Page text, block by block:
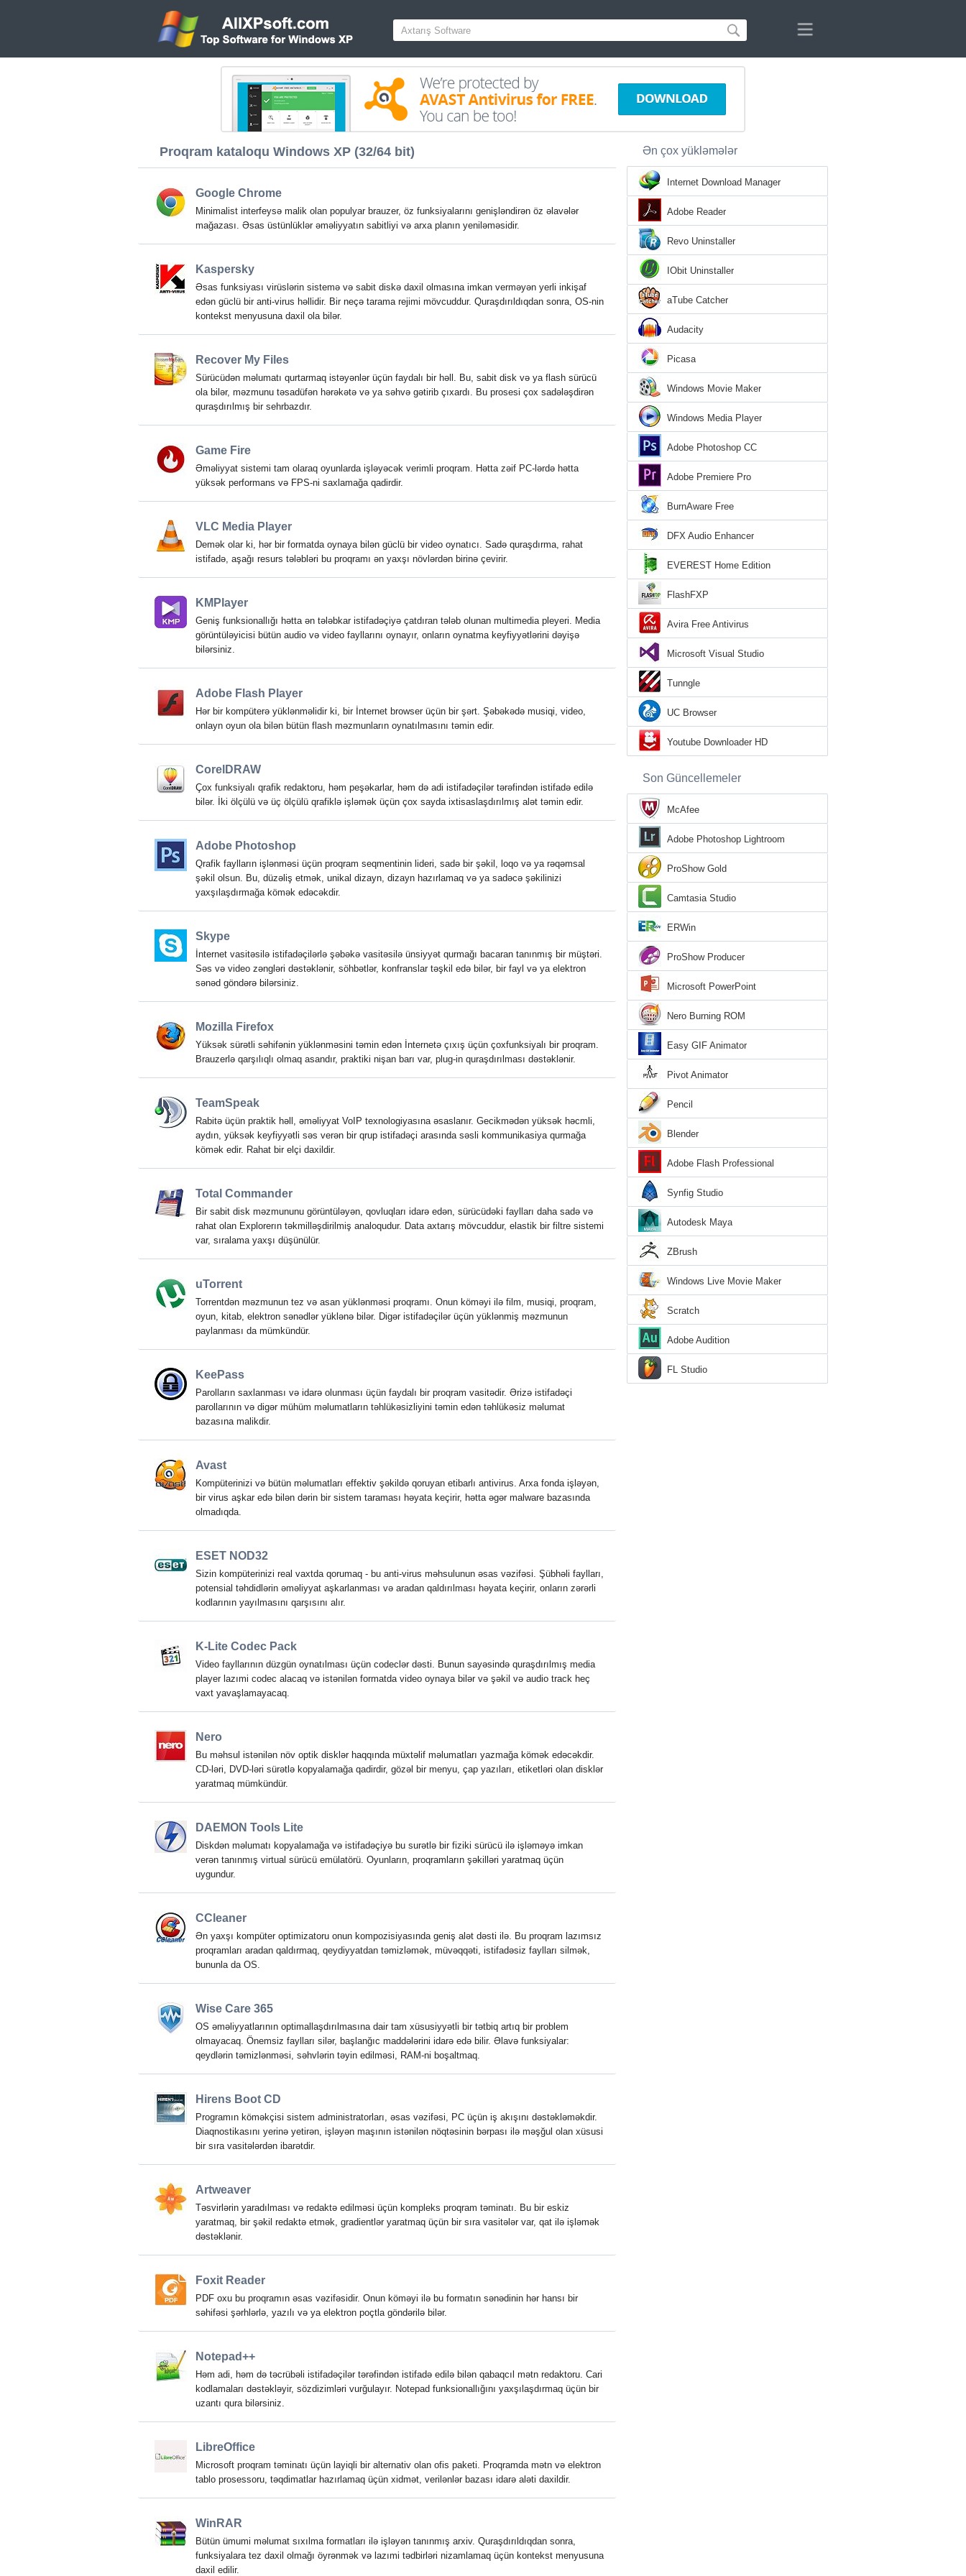
Proqram kataloqu Windows XP (32/64 bit)
Google Chrome
Minimalist interfeysə malik olan populyar brauzer, öz funksiyalarını genişləndirən öz əlavələr
mağazası. Əsas üstünlüklər əməliyyatın sabitliyi və arxa planın yeniləməsidir.
Kaspersky
Əsas funksiyası virüslərin sistemə və sabit diskə daxil olmasına imkan verməyən yerli inkişaf
edən güclü bir anti-virus həllidir. Bir neçə tarama rejimi mövcuddur. Quraşdırıldıqdan sonra, OS-nin
kontekst menyusuna daxil ola bilər.
Recover My Files
Sürücüdən məlumatı qurtarmaq istəyənlər üçün faydalı bir həll. Bu, sabit disk və ya flash sürücü
ola bilər, məzmunu təsadüfən hərəkətə və ya səhvə gətirib çıxardı. Bu prosesi çox sadələşdirən
quraşdırılmış bir sehrbazdır.
Game Fire
Əməliyyat sistemi tam olaraq oyunlarda işləyəcək verimli proqram. Hətta zəif PC-lərdə hətta
yüksək performans və FPS-ni saxlamağa qadirdir.
VLC Media Player
Demək olar ki, hər bir formatda oynaya bilən güclü bir video oynatıcı. Sadə quraşdırma, rahat
istifadə, aşağı resurs tələbləri bu proqramı ən yaxşı növlərdən birinə çevirir.
KMPlayer
Geniş funksionallığı hətta ən tələbkar istifadəçiyə çatdıran tələb olunan multimedia pleyeri. Media
görüntüləyicisi bütün audio və video fayllarını oynayır, onların oynatma keyfiyyətlərini dəyişə
bilərsiniz.
Adobe Flash Player
Hər bir kompüterə yüklənməlidir ki, bir İnternet browser üçün bir şərt. Şəbəkədə musiqi, video,
onlayn oyun ola bilən bütün flash məzmunların oynatılmasını təmin edir.
CorelDRAW
Çox funksiyalı qrafik redaktoru, həm peşəkarlar, həm də adi istifadəçilər tərəfindən istifadə edilə
bilər. İki ölçülü və üç ölçülü qrafiklə işləmək üçün çox sayda ixtisaslaşdırılmış alət təmin edir.
Adobe Photoshop
Qrafik faylların işlənməsi üçün proqram seqmentinin lideri, sadə bir şəkil, loqo və ya rəqəmsal
şəkil olsun. Bu, düzəliş etmək, unikal dizayn, dizayn hazırlamaq və ya sadəcə şəkilinizi
yaxşılaşdırmağa kömək edəcəkdir.
Skype
İnternet vasitəsilə istifadəçilərlə şəbəkə vasitəsilə ünsiyyət qurmağı bacaran tanınmış bir müştəri.
Səs və video zəngləri dəstəklənir, söhbətlər, konfranslar təşkil edə bilər, bir fayl və ya elektron
sənəd göndərə bilərsiniz.
Mozilla Firefox
Yüksək sürətli səhifənin yüklənməsini təmin edən İnternetə çıxış üçün çoxfunksiyalı bir proqram.
Brauzerlə qarşılıqlı olmaq asandır, praktiki nişan barı var, plug-in quraşdırılması dəstəklənir.
TeamSpeak
Rabitə üçün praktik həll, əməliyyat VoIP texnologiyasına əsaslanır. Gecikmədən yüksək həcmli,
aydın, yüksək keyfiyyətli səs verən bir qrup istifadəçi arasında səsli kommunikasiya qurmağa
kömək edir. Rahat bir elçi daxildir.
Total Commander
Bir sabit disk məzmununu görüntüləyən, qovluqları idarə edən, sürücüdəki faylları daha sadə və
rahat olan Explorerın təkmilləşdirilmiş analoqudur. Data axtarış mövcuddur, elastik bir filtre sistemi
var, sıralama yaxşı düşünülür.
uTorrent
Torrentdən məzmunun tez və asan yüklənməsi proqramı. Onun köməyi ilə film, musiqi, proqram,
oyun, kitab, elektron sənədlər yüklənə bilər. Digər istifadəçilər üçün yüklənmiş məzmunun
paylanması da mümkündür.
KeePass
Parolların saxlanması və idarə olunması üçün faydalı bir proqram vasitədir. Ərizə istifadəçi
parollarının və digər mühüm məlumatların təhlükəsizliyini təmin edən təhlükəsiz məlumat
bazasına malikdir.
Avast
Kompüterinizi və bütün məlumatları effektiv şəkildə qoruyan etibarlı antivirus. Arxa fonda işləyən,
bir virus aşkar edə bilən dərin bir sistem taraması həyata keçirir, hətta əgər malware bazasında
olmadıqda.
ESET NOD32
Sizin kompüterinizi real vaxtda qorumaq - bu anti-virus məhsulunun əsas vəzifəsi. Şübhəli faylları,
potensial təhdidlərin əməliyyat aşkarlanması və aradan qaldırılması həyata keçirir, onların zərərli
kodlarının yayılmasını qarşısını alır.
K-Lite Codec Pack
Video fayllarının düzgün oynatılması üçün codeclər dəsti. Bunun sayəsində quraşdırılmış media
player lazımi codec alacaq və istənilən formatda video oynaya bilər və şəkil və audio track heç
vaxt yavaşlamayacaq.
Nero
Bu məhsul istənilən növ optik disklər haqqında müxtəlif məlumatları yazmağa kömək edəcəkdir.
CD-ləri, DVD-ləri sürətlə kopyalamağa qadirdir, gözəl bir menyu, çap yazıları, etiketləri olan disklər
yaratmaq mümkündür.
DAEMON Tools Lite
Diskdən məlumatı kopyalamağa və istifadəçiyə bu surətlə bir fiziki sürücü ilə işləməyə imkan
verən tanınmış virtual sürücü emülatörü. Oyunların, proqramların şəkilləri yaratmaq üçün
uygundur.
CCleaner
Ən yaxşı kompüter optimizatoru onun kompozisiyasında geniş alət dəsti ilə. Bu proqram lazımsız
proqramları aradan qaldırmaq, qeydiyyatdan təmizləmək, müvəqqəti, istifadəsiz faylları silmək,
bununla da OS.
Wise Care 365
OS əməliyyatlarının optimallaşdırılmasına dair tam xüsusiyyətli bir tətbiq artıq bir problem
olmayacaq. Önemsiz faylları silər, başlanğıc maddələrini idarə edə bilir. Əlavə funksiyalar:
qeydlərin təmizlənməsi, səhvlərin təyin edilməsi, RAM-ni boşaltmaq.
Hirens Boot CD
Programın köməkçisi sistem administratorları, əsas vəzifəsi, PC üçün iş akışını dəstəkləməkdir.
Diaqnostikasını yerinə yetirən, işləyən maşının istənilən nöqtəsinin bərpası ilə məşğul olan xüsusi
bir sıra vasitələrdən ibarətdir.
Artweaver
Təsvirlərin yaradılması və redaktə edilməsi üçün kompleks proqram təminatı. Bu bir eskiz
yaratmaq, bir şəkil redaktə etmək, gradientlər yaratmaq üçün bir sıra vasitələr var, qat ilə işləmək
dəstəklənir.
Foxit Reader
PDF oxu bu proqramın əsas vəzifəsidir. Onun köməyi ilə bu formatın sənədinin hər hansı bir
səhifəsi şərhlərlə, yazılı və ya elektron poçtla göndərilə bilər.
Notepad++
Həm adi, həm də təcrübəli istifadəçilər tərəfindən istifadə edilə bilən qabaqcıl mətn redaktoru. Cari
kodlamaları dəstəkləyir, sözdizimləri vurğulayır. Notepad funksionallığını yaxşılaşdırmaq üçün bir
uzantı qura bilərsiniz.
LibreOffice
Microsoft proqram təminatı üçün layiqli bir alternativ olan ofis paketi. Proqramda mətn və elektron
tablo prosessoru, təqdimatlar hazırlamaq üçün xidmət, verilənlər bazası idarə aləti daxildir.
WinRAR
Bütün ümumi məlumat sıxılma formatları ilə işləyən tanınmış arxiv. Quraşdırıldıqdan sonra,
funksiyalara tez daxil olmağı öyrənmək və lazımi tədbirləri nizamlamaq üçün kontekst menyusuna
daxil edilir.
Ən çox yükləmələr
Internet Download Manager
Adobe Reader
Revo Uninstaller
IObit Uninstaller
aTube Catcher
Audacity
Picasa
Windows Movie Maker
Windows Media Player
Adobe Photoshop CC
Adobe Premiere Pro
BurnAware Free
DFX Audio Enhancer
EVEREST Home Edition
FlashFXP
Avira Free Antivirus
Microsoft Visual Studio
Tunngle
UC Browser
Youtube Downloader HD
Son Güncellemeler
McAfee
Adobe Photoshop Lightroom
ProShow Gold
Camtasia Studio
ERWin
ProShow Producer
Microsoft PowerPoint
Nero Burning ROM
Easy GIF Animator
Pivot Animator
Pencil
Blender
Adobe Flash Professional
Synfig Studio
Autodesk Maya
ZBrush
Windows Live Movie Maker
Scratch
Adobe Audition
FL Studio